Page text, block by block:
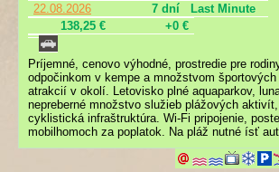
22.08.2026 7 dní
Last Minute
138,25 €
+0 €
Príjemné, cenovo výhodné, prostredie pre
odpočinkom v kempe a množstvom
atrakcií v okolí. Letovisko plné aquaparkov,
nepreberné množstvo služieb plážových
cyklistická infraštruktúra. Wi-Fi pripojenie,
mobilhomoch za poplatok. Na pláž nutné ísť